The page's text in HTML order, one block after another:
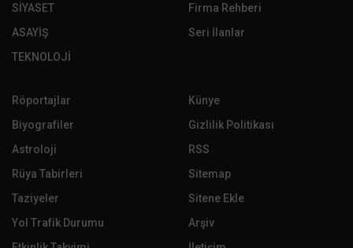
SİYASET
ASAYİŞ
TEKNOLOJİ
Firma Rehberi
Seri İlanlar
Röportajlar
Biyografiler
Astroloji
Rüya Tabirleri
Taziyeler
Yol Trafik Durumu
Künye
Gizlilik Politikası
RSS
Sitemap
Sitene Ekle
Arşiv